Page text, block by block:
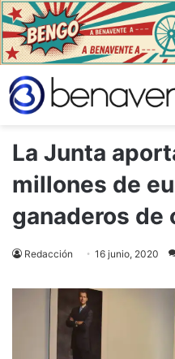
La Junta
millones de
ganaderos de
Redacción 16 junio, 2020